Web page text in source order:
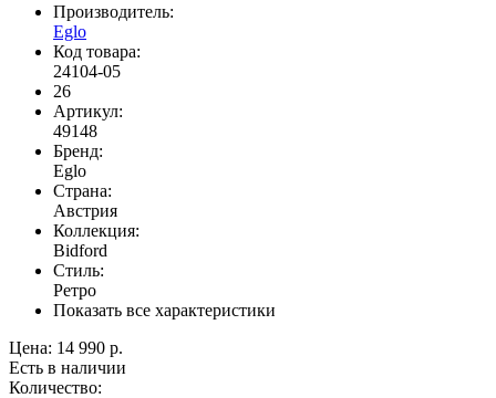
Производитель:
Eglo
Код товара:
24104-05
26
Артикул:
49148
Бренд:
Eglo
Страна:
Австрия
Коллекция:
Bidford
Стиль:
Ретро
Показать все характеристики
Цена: 14 990 р.
Есть в наличии
Количество: